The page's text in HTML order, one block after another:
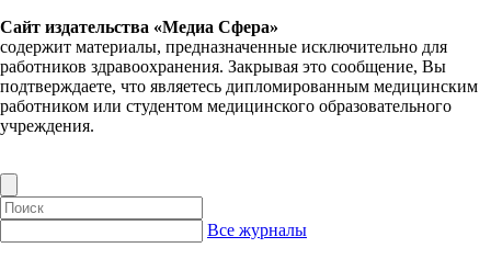
Сайт издательства «Медиа Сфера»
содержит материалы, предназначенные исключительно для
работников здравоохранения. Закрывая это сообщение, Вы
подтверждаете, что являетесь дипломированным медицинским
работником или студентом медицинского образовательного
учреждения.
Все журналы